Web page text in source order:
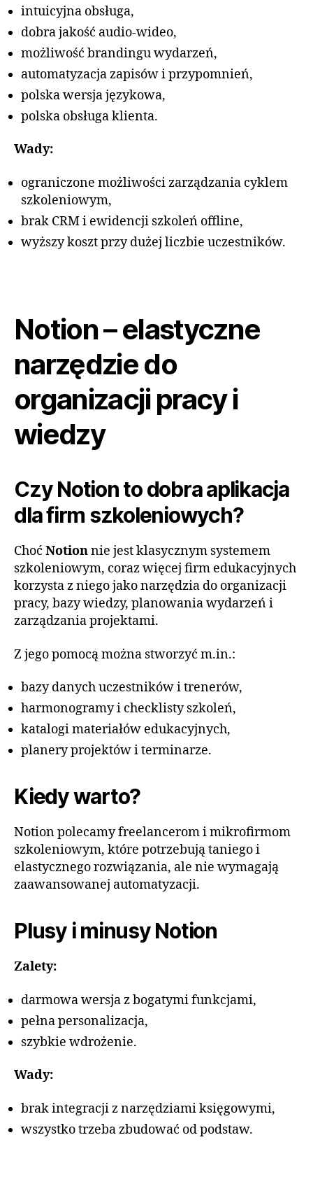
intuicyjna obsługa,
dobra jakość audio-wideo,
możliwość brandingu wydarzeń,
automatyzacja zapisów i przypomnień,
polska wersja językowa,
polska obsługa klienta.
Wady:
ograniczone możliwości zarządzania cyklem
szkoleniowym,
brak CRM i ewidencji szkoleń offline,
wyższy koszt przy dużej liczbie uczestników.
Notion – elastyczne
narzędzie do
organizacji pracy i
wiedzy
Czy Notion to dobra aplikacja
dla firm szkoleniowych?
Choć Notionnie jest klasycznym systemem
szkoleniowym, coraz więcej firm edukacyjnych
korzysta z niego jako narzędzia do organizacji
pracy, bazy wiedzy, planowania wydarzeń i
zarządzania projektami.
Z jego pomocą można stworzyć m.in.:
bazy danych uczestników i trenerów,
harmonogramy i checklisty szkoleń,
katalogi materiałów edukacyjnych,
planery projektów i terminarze.
Kiedy warto?
Notion polecamy freelancerom i mikrofirmom
szkoleniowym, które potrzebują taniego i
elastycznego rozwiązania, ale nie wymagają
zaawansowanej automatyzacji.
Plusy i minusy Notion
Zalety:
darmowa wersja z bogatymi funkcjami,
pełna personalizacja,
szybkie wdrożenie.
Wady:
brak integracji z narzędziami księgowymi,
wszystko trzeba zbudować od podstaw.